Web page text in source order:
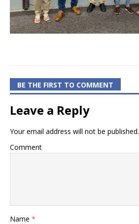
BE THE FIRST TO COMMENT
Leave a Reply
Your email address will not be published.
Comment
Name *